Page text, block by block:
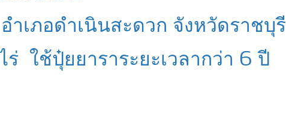
ำเภอดำเนินสะดวก จังหวัดราชบุรี
ใช้ปุ๋ยยาราระยะเวลากว่า 6 ปี